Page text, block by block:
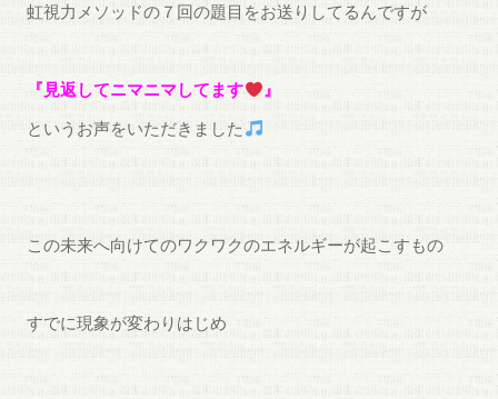
虹視力メソッドの７回の題目をお送りしてるんですが
『見返してニマニマしてます 』
というお声をいただきました
この未来へ向けてのワクワクのエネルギーが起こすもの
すでに現象が変わりはじめ